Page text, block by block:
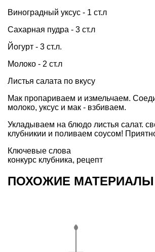
Виноградный уксус - 1 ст.л
Сахарная пудра - 3 ст.л
Йогурт - 3 ст.л.
Молоко - 2 ст.л
Листья салата по вкусу
Мак пропариваем и измельчаем.
молоко, уксус и мак - взбиваем.
Укладываем на блюдо листья салат.
клубникии и поливаем соусом!
Ключевые слова
конкурс клубника, рецепт
ПОХОЖИЕ МАТЕРИАЛЫ